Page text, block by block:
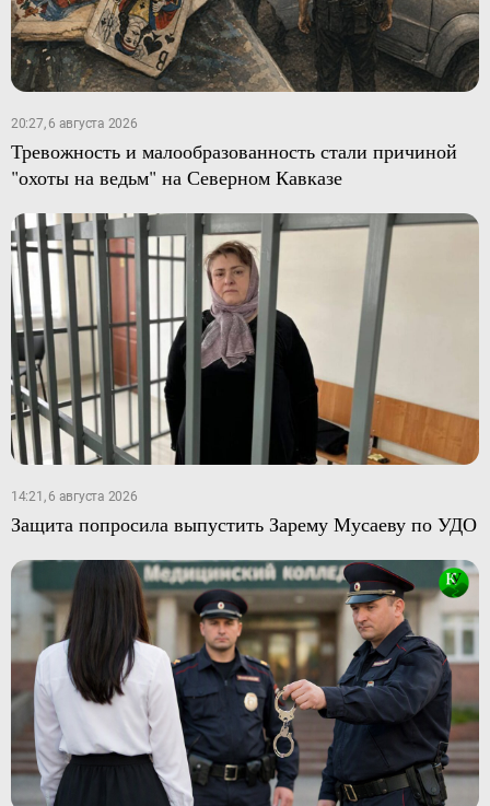
20:27, 6 августа 2026
Тревожность и малообразованность стали причиной
"охоты на ведьм" на Северном Кавказе
14:21, 6 августа 2026
Защита попросила выпустить Зарему Мусаеву по УДО